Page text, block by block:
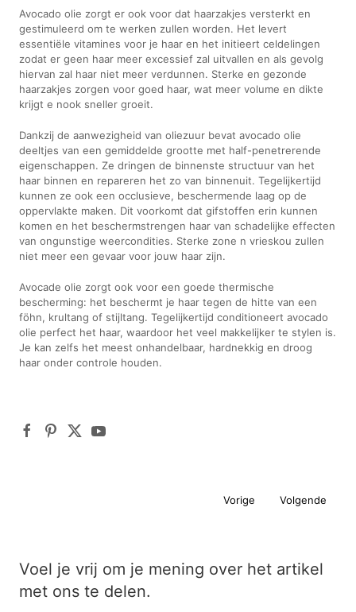
Avocado olie zorgt er ook voor dat haarzakjes versterkt en
gestimuleerd om te werken zullen worden. Het levert
essentiële vitamines voor je haar en het initieert celdelingen
zodat er geen haar meer excessief zal uitvallen en als gevolg
hiervan zal haar niet meer verdunnen. Sterke en gezonde
haarzakjes zorgen voor goed haar, wat meer volume en dikte
krijgt e nook sneller groeit.
Dankzij de aanwezigheid van oliezuur bevat avocado olie
deeltjes van een gemiddelde grootte met half-penetrerende
eigenschappen. Ze dringen de binnenste structuur van het
haar binnen en repareren het zo van binnenuit. Tegelijkertijd
kunnen ze ook een occlusieve, beschermende laag op de
oppervlakte maken. Dit voorkomt dat gifstoffen erin kunnen
komen en het beschermstrengen haar van schadelijke effecten
van ongunstige weercondities. Sterke zone n vrieskou zullen
niet meer een gevaar voor jouw haar zijn.
Avocade olie zorgt ook voor een goede thermische
bescherming: het beschermt je haar tegen de hitte van een
föhn, krultang of stijltang. Tegelijkertijd conditioneert avocado
olie perfect het haar, waardoor het veel makkelijker te stylen is.
Je kan zelfs het meest onhandelbaar, hardnekkig en droog
haar onder controle houden.
Vorige Volgende
Voel je vrij om je mening over het artikel
met ons te delen.